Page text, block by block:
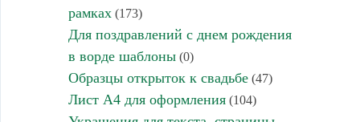
рамках(173)
Для поздравлений с днем рождения
в ворде шаблоны(0)
Образцы открыток к свадьбе(47)
Лист А4 для оформления(104)